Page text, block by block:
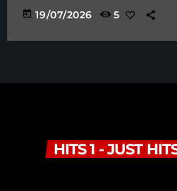
today 19/07/2026 5
HITS 1 - JUST